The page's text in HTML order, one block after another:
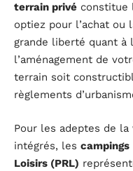
terrain privé constitue
optiez pour l’achat ou
grande liberté quant à
l’aménagement de
terrain soit
règlements
Pour les adeptes de
intégrés, les campings
Loisirs (PRL)